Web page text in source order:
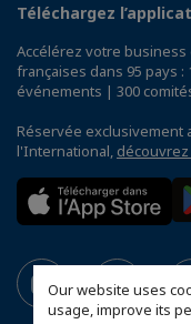
Our website uses
usage, improve its
Téléchargez
Accélérez votre
françaises dans 95 pays
événements | 300
Réservée exclusivement
l'International, découvrez